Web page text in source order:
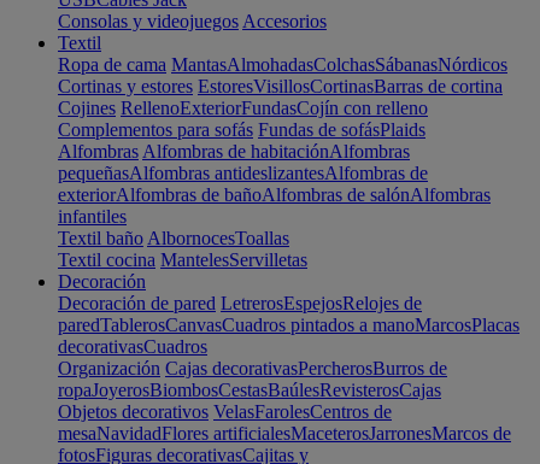
Consolas y videojuegos Accesorios
Textil
Ropa de cama MantasAlmohadasColchasSábanasNórdicos
Cortinas y estores EstoresVisillosCortinasBarras de cortina
Cojines RellenoExteriorFundasCojín con relleno
Complementos para sofás Fundas de sofásPlaids
Alfombras Alfombras de habitaciónAlfombras
pequeñasAlfombras antideslizantesAlfombras de
exteriorAlfombras de bañoAlfombras de salónAlfombras
infantiles
Textil baño AlbornocesToallas
Textil cocina MantelesServilletas
Decoración
Decoración de pared LetrerosEspejosRelojes de
paredTablerosCanvasCuadros pintados a manoMarcosPlacas
decorativasCuadros
Organización Cajas decorativasPercherosBurros de
ropaJoyerosBiombosCestasBaúlesRevisterosCajas
Objetos decorativos VelasFarolesCentros de
mesaNavidadFlores artificialesMaceterosJarronesMarcos de
fotosFiguras decorativasCajitas y